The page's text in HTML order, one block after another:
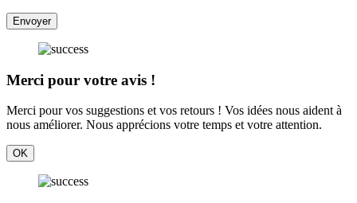
Envoyer
Merci pour votre avis !
Merci pour vos suggestions et vos retours ! Vos idées nous aident à
nous améliorer. Nous apprécions votre temps et votre attention.
OK